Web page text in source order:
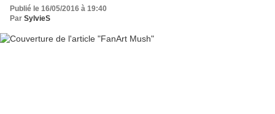
Publié le 16/05/2016 à 19:40
Par SylvieS